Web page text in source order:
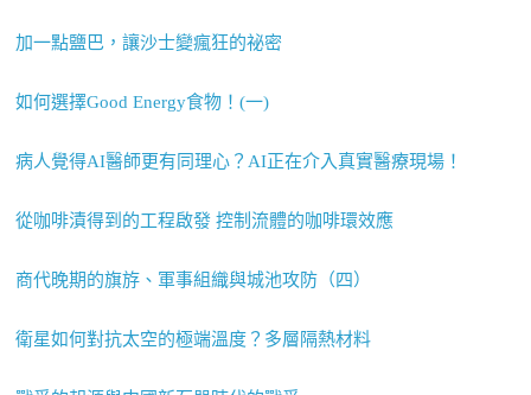
加一點鹽巴，讓沙士變瘋狂的祕密
如何選擇Good Energy食物！(一)
病人覺得AI醫師更有同理心？AI正在介入真實醫療現場！
從咖啡漬得到的工程啟發 控制流體的咖啡環效應
商代晚期的旗斿、軍事組織與城池攻防（四）
衛星如何對抗太空的極端溫度？多層隔熱材料